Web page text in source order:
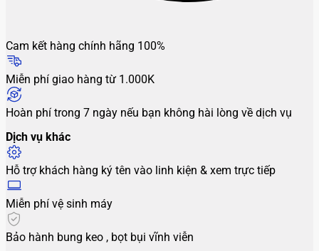
Cam kết hàng chính hãng 100%
Miễn phí giao hàng từ 1.000K
Hoàn phí trong 7 ngày nếu bạn không hài lòng về dịch vụ
Dịch vụ khác
Hỗ trợ khách hàng ký tên vào linh kiện & xem trực tiếp
Miễn phí vệ sinh máy
Bảo hành bung keo , bọt bụi vĩnh viễn